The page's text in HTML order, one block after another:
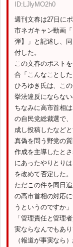
ID:LJlyMO2h0
週刊文春は27日に
市ネガキャン動画
弾】」と記述し、
付した。
この文春のポスト
合「こんなことし
ひろゆき氏は、こ
挙法違反にならな
ちなみに高市首相
の自民党総裁選で
成し投稿したなど
真偽を問う野党の
作成を主導したと
にあったやりとり
を改めて否定した。
ただこの件を同日
の高市首相の対応
うというのですか」
「管理責任と管理
実ならなんでもあ
（報道が事実なら